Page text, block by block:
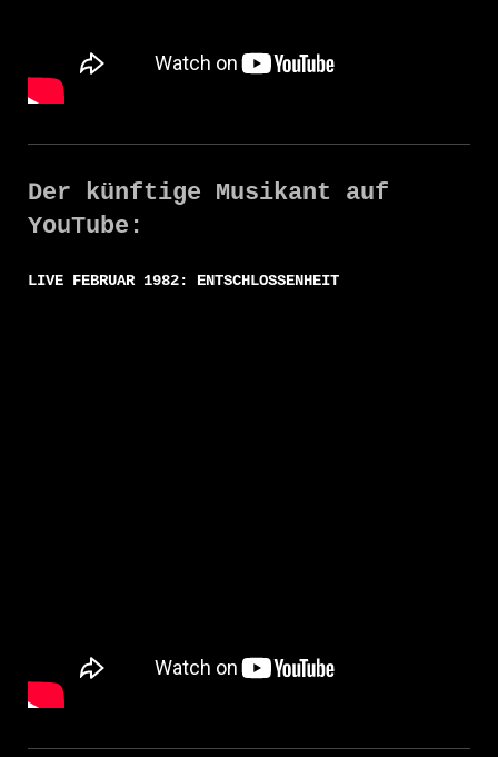
Der künftige Musikant auf
YouTube:
LIVE FEBRUAR 1982: ENTSCHLOSSENHEIT